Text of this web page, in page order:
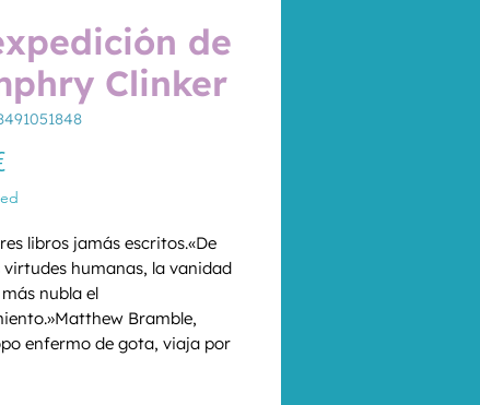
de
Clinker
Price
libros jamás escritos.«De
virtudes humanas, la vanidad
nubla el
Bramble,
enfermo de gota, viaja por